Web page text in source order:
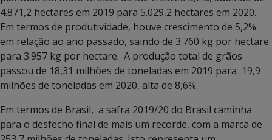
4.871,2 hectares em 2019 para 5.029,2 hectares em 2020.
Em termos de produtividade, houve crescimento de 5,2%
em relação ao ano passado, saindo de 3.760 kg por hectare
para 3.957 kg por hectare. A produção total de grãos
passou de 18,31 milhões de toneladas em 2019 para 19,9
milhões de toneladas em 2020, alta de 8,6%.
Em termos de Brasil, a safra 2019/20 do Brasil caminha
para o desfecho final de mais um recorde, com a marca de